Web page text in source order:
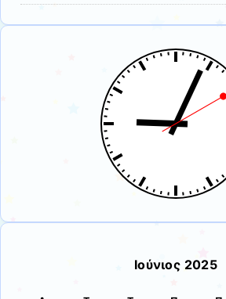
Ιούνιος 2025